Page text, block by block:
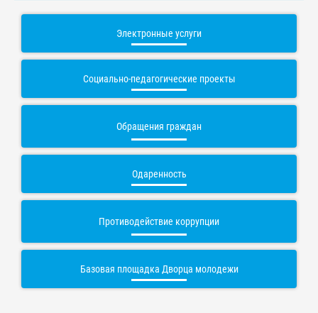
Электронные услуги
Социально-педагогические проекты
Обращения граждан
Одаренность
Противодействие коррупции
Базовая площадка Дворца молодежи